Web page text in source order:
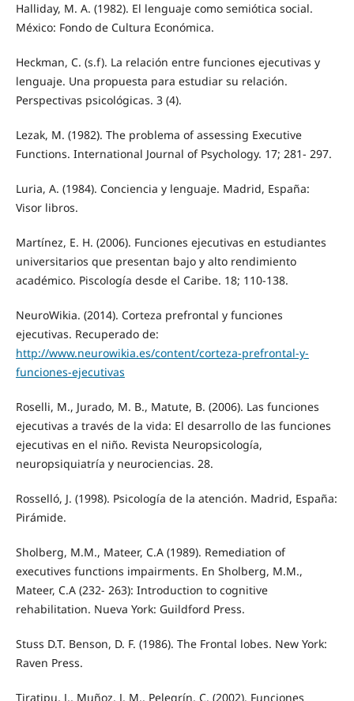
Halliday, M. A. (1982). El lenguaje como semiótica social.
México: Fondo de Cultura Económica.
Heckman, C. (s.f). La relación entre funciones ejecutivas y
lenguaje. Una propuesta para estudiar su relación.
Perspectivas psicológicas. 3 (4).
Lezak, M. (1982). The problema of assessing Executive
Functions. International Journal of Psychology. 17; 281- 297.
Luria, A. (1984). Conciencia y lenguaje. Madrid, España:
Visor libros.
Martínez, E. H. (2006). Funciones ejecutivas en estudiantes
universitarios que presentan bajo y alto rendimiento
académico. Piscología desde el Caribe. 18; 110-138.
NeuroWikia. (2014). Corteza prefrontal y funciones
ejecutivas. Recuperado de:
http://www.neurowikia.es/content/corteza-prefrontal-y-
funciones-ejecutivas
Roselli, M., Jurado, M. B., Matute, B. (2006). Las funciones
ejecutivas a través de la vida: El desarrollo de las funciones
ejecutivas en el niño. Revista Neuropsicología,
neuropsiquiatría y neurociencias. 28.
Rosselló, J. (1998). Psicología de la atención. Madrid, España:
Pirámide.
Sholberg, M.M., Mateer, C.A (1989). Remediation of
executives functions impairments. En Sholberg, M.M.,
Mateer, C.A (232- 263): Introduction to cognitive
rehabilitation. Nueva York: Guildford Press.
Stuss D.T. Benson, D. F. (1986). The Frontal lobes. New York:
Raven Press.
Tiratipu, J., Muñoz, J. M., Pelegrín, C. (2002). Funciones